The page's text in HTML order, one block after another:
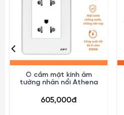
Ổ cắm mặt kính âm
tường nhân nổi Athena
605,000đ